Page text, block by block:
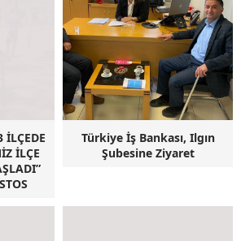
İLÇEDE
İLÇE
Türkiye İş Bankası, Ilgın
Şubesine Ziyaret